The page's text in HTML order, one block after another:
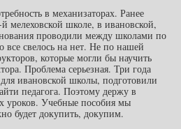
в механизаторах. Ранее
й мелеховской школе, в ивановской,
проводили между школами по
все свелось на нет. Не по нашей
которые могли бы научить
Проблема серьезная. Три года
ивановской школы, подготовили
педагога. Поэтому держу в
уроков. Учебные пособия мы
будет докупить, докупим.